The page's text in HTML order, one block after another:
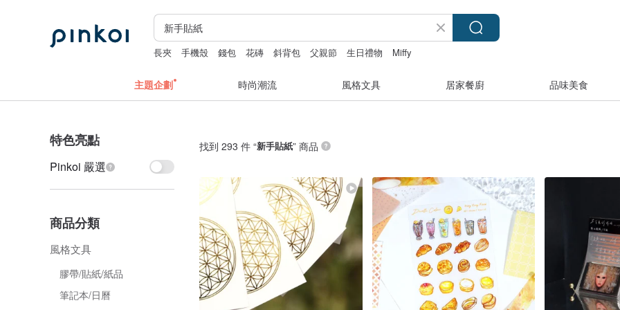
長夾 手機殼 錢包 花磚 斜背包 父親節 生日禮物 Miffy
主題企劃 時尚潮流 風格文具 居家餐廚 品味美食
特色亮點
Pinkoi 嚴選
商品分類
風格文具
膠帶/貼紙/紙品
筆記本/日曆
找到 293 件 “新手貼紙” 商品